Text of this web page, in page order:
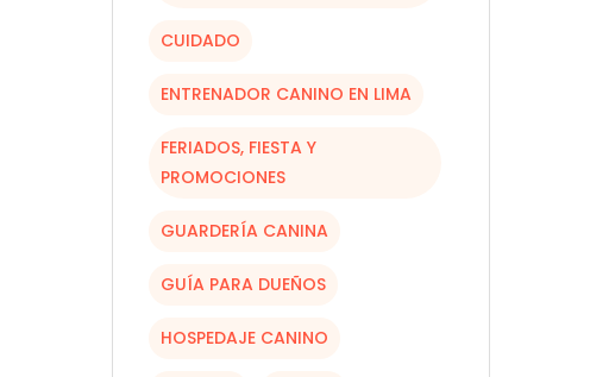
CUIDADO
ENTRENADOR CANINO EN LIMA
FERIADOS, FIESTA Y
PROMOCIONES
GUARDERÍA CANINA
GUÍA PARA DUEÑOS
HOSPEDAJE CANINO